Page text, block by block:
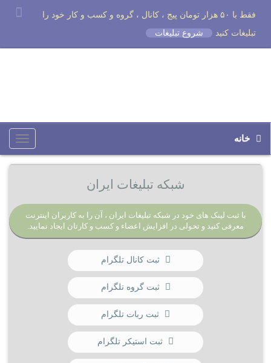
فقط با ۵۰ هزار تومان پیج ، کانال ، گروه و کسب و کار خود را
تبلیغات کنید
شروع تبلیغات
Toggle
خانه
شبکه تبلیغات ایران
با ثبت لینک های خود در شبکه تبلیغات ایران ، آن را به کاربران اینترنت
معرفی کنید و تحولی در افزایش اعضاء و کسب و کارتان ایجاد نمایید.
ثبت کانال تلگرام
ثبت گروه تلگرام
ثبت ربات تلگرام
ثبت استیکر تلگرام